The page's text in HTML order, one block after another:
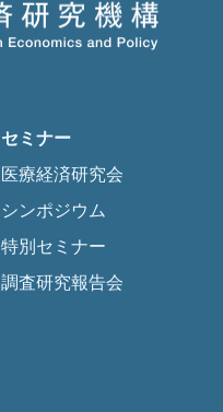
セミナー
医療経済研究会
シンポジウム
特別セミナー
調査研究報告会